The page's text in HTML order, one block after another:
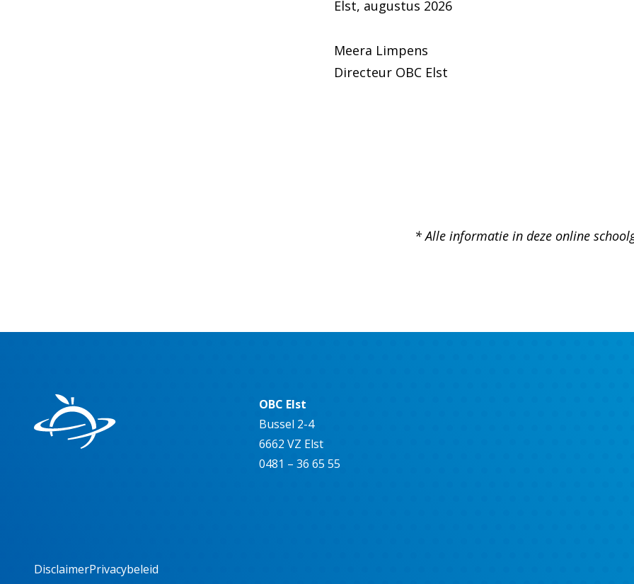
Elst, augustus 2026
Meera Limpens
Directeur OBC Elst
* Alle informatie in deze online
OBC Elst
Bussel 2-4
6662 VZ Elst
0481 – 36 65 55
DisclaimerPrivacybeleid